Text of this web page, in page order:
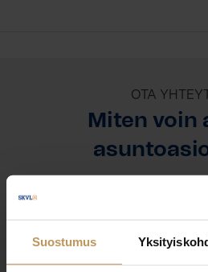
Suostumus
OTA
Miten voin
Jätä yhteystietosi,